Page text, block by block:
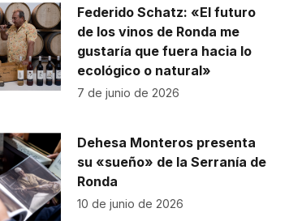
Federido Schatz: «El futuro
de los vinos de Ronda me
gustaría que fuera hacia lo
ecológico o natural»
7 de junio de 2026
Dehesa Monteros presenta
su «sueño» de la Serranía de
Ronda
10 de junio de 2026